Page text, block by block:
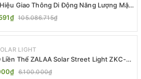
Giao Thông Di Động Năng Lượng Mặt
ZL-409300C
105.086.715₫
LIGHT
Liền Thể ZALAA Solar Street Light ZKC-
30W All In One
6.100.000₫